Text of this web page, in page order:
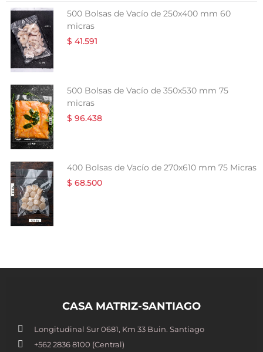
500 Bolsas de Vacío de 250x400 mm 60
micras
$ 41.591
500 Bolsas de Vacío de 350x530 mm 75
micras
$ 96.438
400 Bolsas de Vacío de 270x610 mm 75 Micras
$ 68.500
CASA MATRIZ-SANTIAGO
Longitudinal Sur 0681, Km 33 Buin. Santiago
+562 2836 8100​ (Central)